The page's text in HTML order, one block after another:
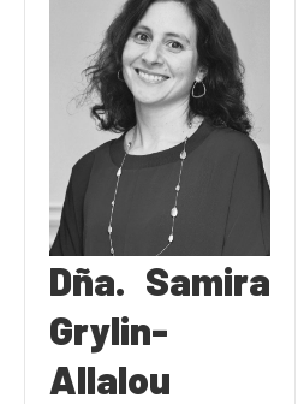
Dña. Samira
Grylin-
Allalou